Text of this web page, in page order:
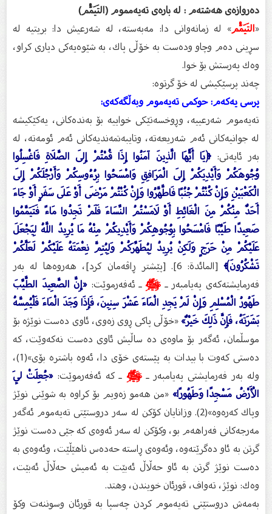
ده‌روازه‌ى هه‌شته‌م : له‌ باره‌ى ته‌یه‌مموم (التَيَمُّم)
التَيَمُّم» له‌ زمانه‌وانی دا: مه‌به‌سته‌، له‌ شه‌رعیش دا: بریتیه‌ له‌
سڕینى ده‌م وچاو وده‌ست به‌ خۆڵى پاك، به‌ شێوه‌یه‌كى دیارى كراو،
وه‌ك په‌رستش بۆ خوا.
چه‌ند پرسێكیشی له‌ خۆ گرتوه‌:
پرسى یه‌كه‌م: حوكمى ته‌یه‌موم وبه‌ڵگه‌كه‌ى:
ته‌یه‌موم شه‌رعییه‌، وڕوخسه‌تێكی خواییه‌ بۆ به‌نده‌كانى، یه‌كێكیشه‌
له‌ جوانیه‌كانى ئه‌م شه‌ریعه‌ته‌، وتایبه‌تمه‌ندیه‌كانى ئه‌م ئومه‌ته‌، له‌
به‌ر ئایه‌تی:﴿يَا أَيُّهَا الَّذِينَ آمَنُوا إِذَا قُمْتُمْ إِلَى الصَّلَاةِ فَاغْسِلُوا
وُجُوهَكُمْ وَأَيْدِيَكُمْ إِلَى الْمَرَافِقِ وَامْسَحُوا بِرُءُوسِكُمْ وَأَرْجُلَكُمْ إِلَى
الْكَعْبَيْنِ وَإِنْ كُنْتُمْ جُنُبًا فَاطَّهَّرُوا وَإِنْ كُنْتُمْ مَرْضَى أَوْ عَلَى سَفَرٍ أَوْ جَاءَ
أَحَدٌ مِنْكُمْ مِنَ الْغَائِطِ أَوْ لَامَسْتُمُ النِّسَاءَ فَلَمْ تَجِدُوا مَاءً فَتَيَمَّمُوا
صَعِيدًا طَيِّبًا فَامْسَحُوا بِوُجُوهِكُمْ وَأَيْدِيكُمْ مِنْهُ مَا يُرِيدُ اللَّهُ لِيَجْعَلَ
عَلَيْكُمْ مِنْ حَرَجٍ وَلَكِنْ يُرِيدُ لِيُطَهِّرَكُمْ وَلِيُتِمَّ نِعْمَتَهُ عَلَيْكُمْ لَعَلَّكُمْ
تَشْكُرُونَ﴾
[المائدة: 6]. [پێشتر ڕاڤه‌مان كرد]، هه‌روه‌ها له‌ به‌ر
فه‌رمایشته‌كه‌ى په‌یامبه‌ر ـﷺـ ئه‌فه‌رموێت:«إِنَّ الصَّعِيدَ الطَّيِّبَ
طَهُورُ الْمُسْلِمِ وَإِنْ لَمْ يَجِدِ الْمَاءَ عَشْرَ سِنِينَ، فَإِذَا وَجَدَ الْمَاءَ فَلْيُمِسَّهُ
بَشَرَتَهُ، فَإِنَّ ذَلِكَ خَيْرٌ»«خۆڵى پاكی ڕوی زه‌وی، ئاوی ده‌ست نوێژه‌ بۆ
موسڵمان، ئه‌گه‌ر بۆ ماوه‌ى ده‌ ساڵیش ئاوی ده‌ست نه‌كه‌وێت، كه‌
ده‌ستی كه‌وت با بیدات به‌ پێسته‌ى خۆی دا، ئه‌وه‌ باشتره‌ بۆی»(1)،
وله‌ به‌ر فه‌رمایشتى په‌یامبه‌ر ـ ﷺـ كه‌ ئه‌فه‌رموێت:«جُعِلَتْ لِيَ
الْأَرْضُ مَسْجِدًا وَطَهُورًا»«من هه‌مو زه‌ویم بۆ كراوه‌ به‌ شوێنی نوێژ
وپاك كه‌ره‌وه‌»(2). وزانایان كۆكن له‌ سه‌ر دروستێتی ته‌یه‌موم ئه‌گه‌ر
مه‌رجه‌كانى فه‌راهه‌م بو، وكۆكن له‌ سه‌ر ئه‌وه‌ى كه‌ جێى ده‌ست نوێژ
گرتن به‌ ئاو ده‌گرێته‌وه‌، وئه‌وه‌ى ڕاسته‌ حه‌ده‌س ناهێڵێت، وئه‌وه‌ى به‌
ده‌ست نوێژ گرتن به‌ ئاو حه‌ڵاڵ ئه‌بێت به‌ ئه‌میش حه‌ڵاڵ ئه‌بێت،
وه‌ك: نوێژ، ته‌واف، قورئان خویندن، وهتد.
به‌مه‌ش دروستێتى ته‌یه‌موم كردن چه‌سپا به‌ قورئان وسوننه‌ت وكۆ